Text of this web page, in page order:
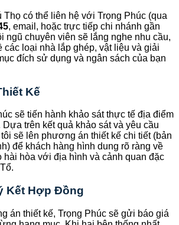
Thọ có thể liên hệ với Trọng Phúc (qua
, email, hoặc trực tiếp chi nhánh gần
ngũ chuyên viên sẽ lắng nghe nhu cầu,
các loại nhà lắp ghép, vật liệu và giải
đích sử dụng và ngân sách của bạn
Kế
sẽ tiến hành khảo sát thực tế địa điểm
Dựa trên kết quả khảo sát và yêu cầu
sẽ lên phương án thiết kế chi tiết (bản
để khách hàng hình dung rõ ràng về
hài hòa với địa hình và cảnh quan đặc
Kết Hợp Đồng
án thiết kế, Trọng Phúc sẽ gửi báo giá